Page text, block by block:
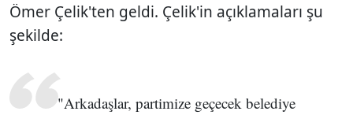
Ömer Çelik'ten geldi. Çelik'in açıklamaları şu
şekilde:
"Arkadaşlar, partimize geçecek belediye